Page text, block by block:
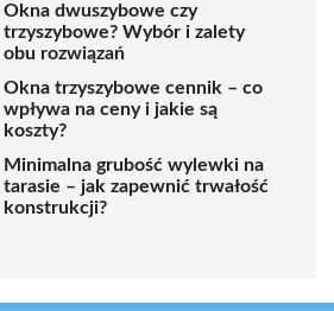
Okna dwuszybowe czy
trzyszybowe? Wybór i zalety
obu rozwiązań
Okna trzyszybowe cennik – co
wpływa na ceny i jakie są
koszty?
Minimalna grubość wylewki na
tarasie – jak zapewnić trwałość
konstrukcji?